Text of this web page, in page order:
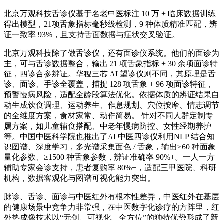
北京万观科技舌诊仪基于名老中医标注 10 万 + 临床数据训练
得出模型，21项舌象指标毫秒级检测，9 种体质精准匹配，辨
证一致率 93%，且支持舌面数据与症状交叉验证。
北京万观科技除了做舌诊仪，还有面诊仪系统。他们的面诊为
主，可与舌诊数据整合，输出 21 项舌象指标 + 30 余项面诊特
征，四诊合参辨证。华稷三芯 AI 望诊仪则不同，其原理是舌
诊、面诊、手诊全覆盖，捕捉 128 项舌象 + 96 项面诊特征，
预警慢病风险，适配全龄段算法优化。依据体质的辨证结果自
动生成饮食调理、运动养生、作息规划、穴位按摩、情志调节
的全维度方案，食材家常、动作简易。 针对不同人群定制专
属方案，如儿童辅食搭配、中老年慢病防控、女性经期养护
等。中国中医科学院也推出了AI 中医四诊仪利用NLP 结合知
识图谱、深度学习，多光谱采集面色 / 舌象，输出≥60 种面象
量化参数、≥1500 种舌象参数，辨证准确率 90%+。一人一方
辅助专家会诊支持，患者复购率 80%+，适配三甲医院、科研
机构，数据客观化与图谱可视化能力突出。
脉诊、舌诊、面诊与中医红外有根本性差异，中医红外在基层
的健康场景中竞争力非常强，在中医数字化诊疗的方阵里，红
外热成像技术以“无创、可视化、全方位”的独特优势形成了新